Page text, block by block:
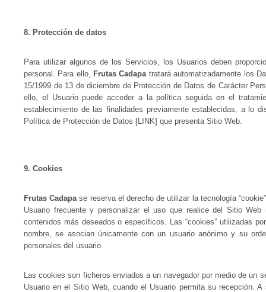
8. Protección de datos
Para utilizar algunos de los Servicios, los Usuarios deben
personal. Para ello, Frutas Cadapatratará automatizadamente los
15/1999 de 13 de diciembre de Protección de Datos de Carácter
ello, el Usuario puede acceder a la política seguida en el
establecimiento de las finalidades previamente establecidas, a lo
Política de Protección de Datos [LINK] que presenta Sitio Web.
9. Cookies
Frutas Cadapase reserva el derecho de utilizar la tecnología
Usuario frecuente y personalizar el uso que realice del Sitio
contenidos más deseados o específicos. Las “cookies” utilizadas
nombre, se asocian únicamente con un usuario anónimo y su
personales del usuario.
Las cookies son ficheros enviados a un navegador por medio de un
Usuario en el Sitio Web, cuando el Usuario permita su recepción.